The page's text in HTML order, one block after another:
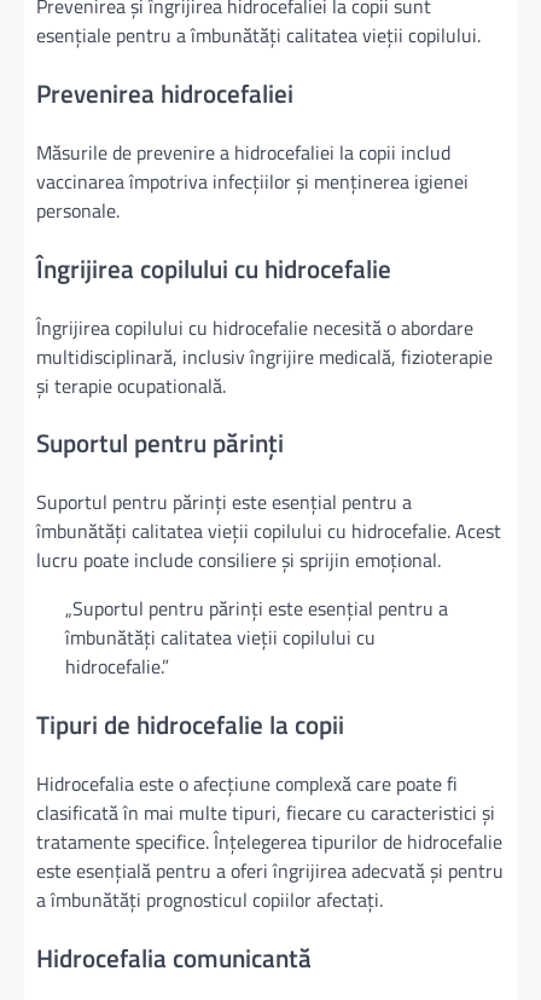
Prevenirea și îngrijirea hidrocefaliei la copii sunt
esențiale pentru a îmbunătăți calitatea vieții copilului.
Prevenirea hidrocefaliei
Măsurile de prevenire a hidrocefaliei la copii includ
vaccinarea împotriva infecțiilor și menținerea igienei
personale.
Îngrijirea copilului cu hidrocefalie
Îngrijirea copilului cu hidrocefalie necesită o abordare
multidisciplinară, inclusiv îngrijire medicală, fizioterapie
și terapie ocupatională.
Suportul pentru părinți
Suportul pentru părinți este esențial pentru a
îmbunătăți calitatea vieții copilului cu hidrocefalie. Acest
lucru poate include consiliere și sprijin emoțional.
„Suportul pentru părinți este esențial pentru a
îmbunătăți calitatea vieții copilului cu
hidrocefalie.”
Tipuri de hidrocefalie la copii
Hidrocefalia este o afecțiune complexă care poate fi
clasificată în mai multe tipuri, fiecare cu caracteristici și
tratamente specifice. Înțelegerea tipurilor de hidrocefalie
este esențială pentru a oferi îngrijirea adecvată și pentru
a îmbunătăți prognosticul copiilor afectați.
Hidrocefalia comunicantă